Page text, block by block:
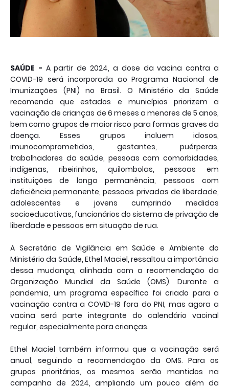
SAÚDE - A partir de 2024, a dose da vacina contra a
COVID-19 será incorporada ao Programa Nacional de
Imunizações (PNI) no Brasil. O Ministério da Saúde
recomenda que estados e municípios priorizem a
vacinação de crianças de 6 meses a menores de 5 anos,
bem como grupos de maior risco para formas graves da
doença. Esses grupos incluem idosos,
imunocomprometidos, gestantes, puérperas,
trabalhadores da saúde, pessoas com comorbidades,
indígenas, ribeirinhos, quilombolas, pessoas em
instituições de longa permanência, pessoas com
deficiência permanente, pessoas privadas de liberdade,
adolescentes e jovens cumprindo medidas
socioeducativas, funcionários do sistema de privação de
liberdade e pessoas em situação de rua.
A Secretária de Vigilância em Saúde e Ambiente do
Ministério da Saúde, Ethel Maciel, ressaltou a importância
dessa mudança, alinhada com a recomendação da
Organização Mundial da Saúde (OMS). Durante a
pandemia, um programa específico foi criado para a
vacinação contra a COVID-19 fora do PNI, mas agora a
vacina será parte integrante do calendário vacinal
regular, especialmente para crianças.
Ethel Maciel também informou que a vacinação será
anual, seguindo a recomendação da OMS. Para os
grupos prioritários, os mesmos serão mantidos na
campanha de 2024, ampliando um pouco além da